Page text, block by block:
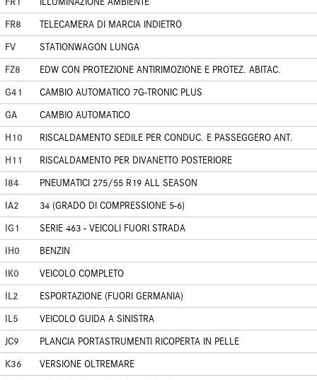
FR8
TELECAMERA DI MARCIA INDIETRO
FV
STATIONWAGON LUNGA
FZ8
EDW CON PROTEZIONE ANTIRIMOZIONE E PROTEZ. ABITAC.
G41
CAMBIO AUTOMATICO 7G-TRONIC PLUS
GA
CAMBIO AUTOMATICO
H10
RISCALDAMENTO SEDILE PER CONDUC. E PASSEGGERO ANT.
H11
RISCALDAMENTO PER DIVANETTO POSTERIORE
I84
PNEUMATICI 275/55 R19 ALL SEASON
IA2
34 (GRADO DI COMPRESSIONE 5-6)
IG1
SERIE 463 - VEICOLI FUORI STRADA
IH0
BENZIN
IK0
VEICOLO COMPLETO
IL2
ESPORTAZIONE (FUORI GERMANIA)
IL5
VEICOLO GUIDA A SINISTRA
JC9
PLANCIA PORTASTRUMENTI RICOPERTA IN PELLE
K36
VERSIONE OLTREMARE